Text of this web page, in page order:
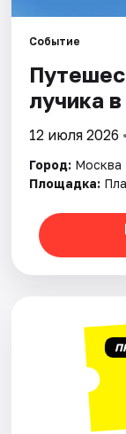
Площадки
Артисты
Событие
лучика
12 июля 2026
Город: Москва
Площадка: